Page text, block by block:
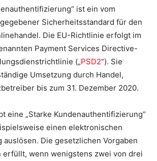
ist ein vom
Sicherheitsstandard für den
Die EU-Richtlinie erfolgt im
Payment Services Directive-
(„PSD2“). Sie
Umsetzung durch Handel,
bis zum 31. Dezember 2020.
eine „Starke Kundenauthentifizierung“
einen elektronischen
auslösen. Die gesetzlichen Vorgaben
erfüllt, wenn wenigstens zwei von drei